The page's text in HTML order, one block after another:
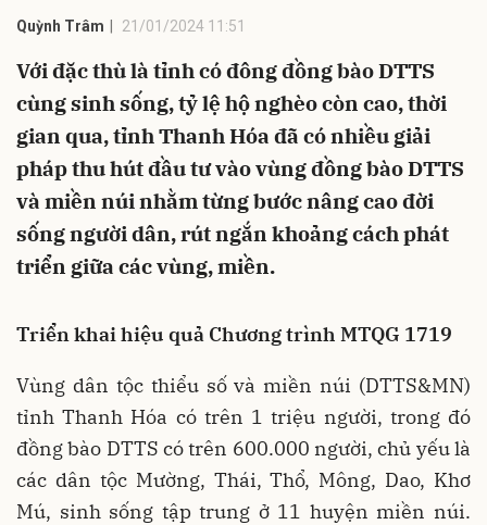
Quỳnh Trâm 21/01/2024 11:51
Với đặc thù là tỉnh có đông đồng bào DTTS
cùng sinh sống, tỷ lệ hộ nghèo còn cao, thời
gian qua, tỉnh Thanh Hóa đã có nhiều giải
pháp thu hút đầu tư vào vùng đồng bào DTTS
và miền núi nhằm từng bước nâng cao đời
sống người dân, rút ngắn khoảng cách phát
triển giữa các vùng, miền.
Triển khai hiệu quả Chương trình MTQG 1719
Vùng dân tộc thiểu số và miền núi (DTTS&MN)
tỉnh Thanh Hóa có trên 1 triệu người, trong đó
đồng bào DTTS có trên 600.000 người, chủ yếu là
các dân tộc Mường, Thái, Thổ, Mông, Dao, Khơ
Mú, sinh sống tập trung ở 11 huyện miền núi.